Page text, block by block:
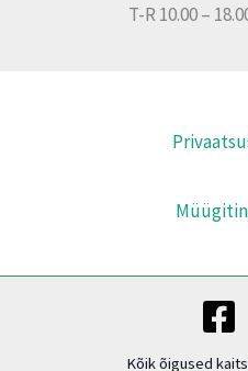
T-R 10.00 –
Kõik õigused